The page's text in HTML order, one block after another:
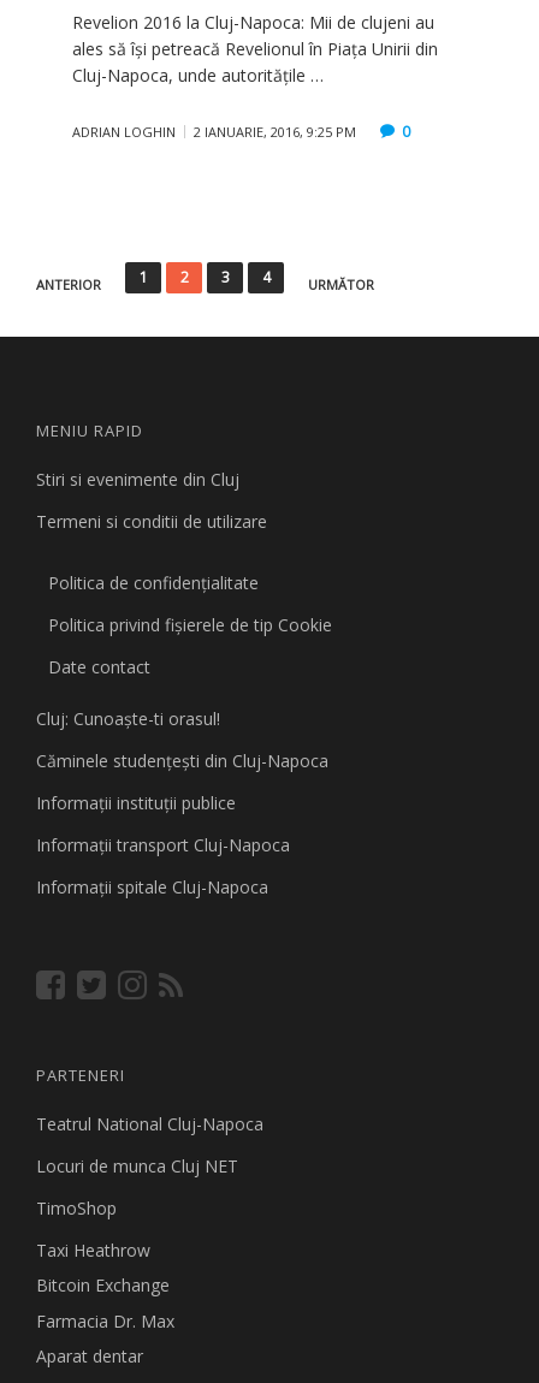
Revelion 2016 la Cluj-Napoca: Mii de clujeni au
ales să îşi petreacă Revelionul în Piaţa Unirii din
Cluj-Napoca, unde autorităţile …
ADRIAN LOGHIN 2 IANUARIE, 2016, 9:25 PM 0
Paginație
ANTERIOR 1 2 3 4 URMĂTOR
MENIU RAPID
Stiri si evenimente din Cluj
Termeni si conditii de utilizare
Politica de confidențialitate
Politica privind fişierele de tip Cookie
Date contact
Cluj: Cunoaşte-ti orasul!
Căminele studenţeşti din Cluj-Napoca
Informaţii instituţii publice
Informaţii transport Cluj-Napoca
Informaţii spitale Cluj-Napoca
PARTENERI
Teatrul National Cluj-Napoca
Locuri de munca Cluj NET
TimoShop
Taxi Heathrow
Bitcoin Exchange
Farmacia Dr. Max
Aparat dentar